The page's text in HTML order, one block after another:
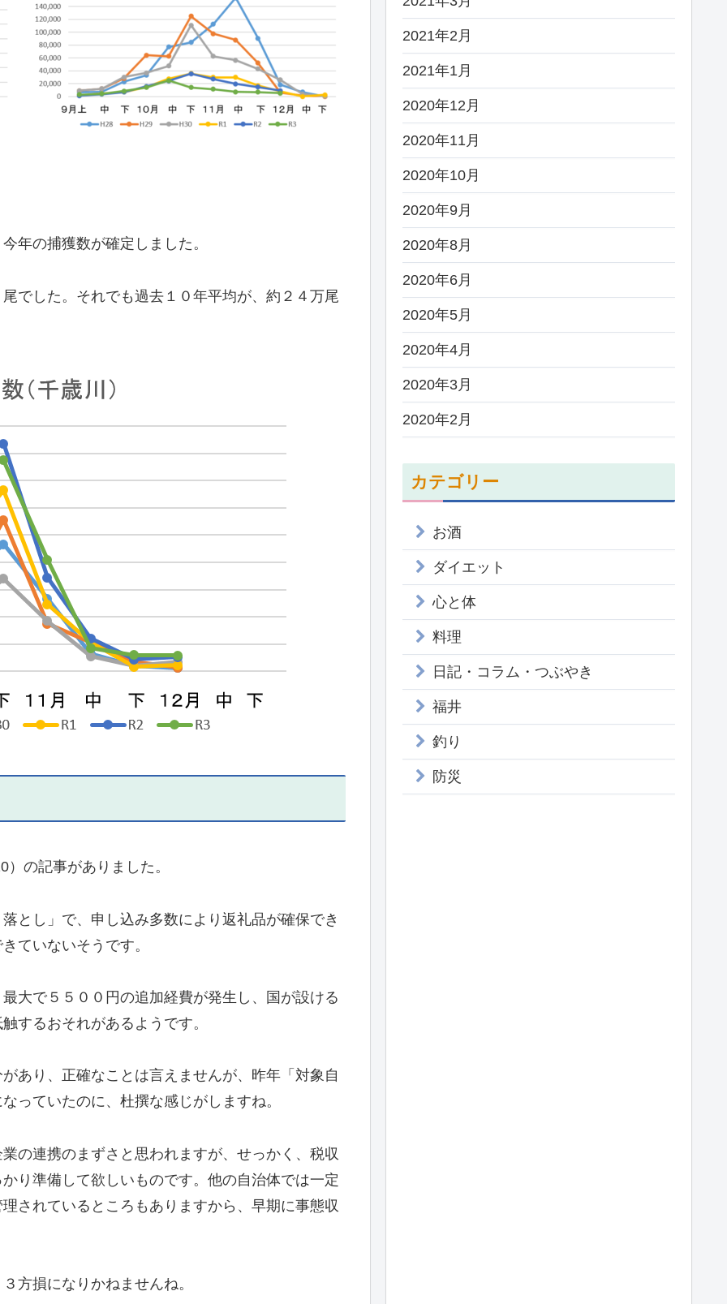
年の捕獲数が確定しました。
した。それでも過去１０年平均が、約２４万尾
の記事がありました。
し」で、申し込み多数により返礼品が確保でき
ていないそうです。
で５５００円の追加経費が発生し、国が設ける
するおそれがあるようです。
り、正確なことは言えませんが、昨年「対象自
っていたのに、杜撰な感じがしますね。
連携のまずさと思われますが、せっかく、税収
り準備して欲しいものです。他の自治体では一定
されているところもありますから、早期に事態収
方損になりかねませんね。
2021年2月
2021年1月
2020年12月
2020年11月
2020年10月
2020年9月
2020年8月
2020年6月
2020年5月
2020年4月
2020年3月
2020年2月
カテゴリー
お酒
ダイエット
心と体
料理
日記・コラム・つぶやき
福井
釣り
防災